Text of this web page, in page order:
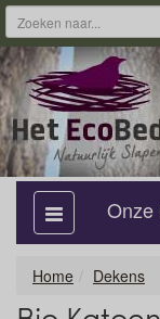
categorie
aan,
Onze
Home Dekens